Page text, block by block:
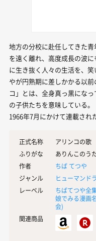
地方の分校に赴任してきた
を遠く離れ、高度成長の波
に生き抜く人々の生活を、
やが円熟期に差しかかる以
コ」とは、全身真っ黒にな
の子供たちを意味している
1966年7月にかけて連載され
正式名称
アリンコの歌
ふりがな
ありんこのう
作者
ちば てつや
ジャンル
ヒューマンド
レーベル
ちばてつや全
娘でみる漫画
会)
関連商品